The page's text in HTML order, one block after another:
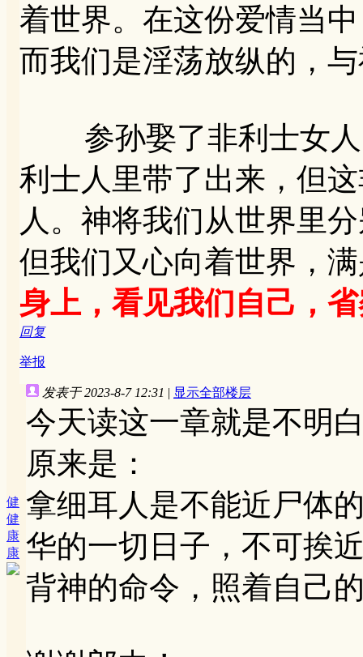
着世界。在这份爱情当
而我们是淫荡放纵的，
参孙娶了非利士女人
利士人里带了出来，但
人。神将我们从世界里
但我们又心向着世界，
身上，看见我们自己，
回复
举报
健
健
康
康
发表于 2023-8-7 12:31 | 显示全部楼层
今天读这一章就是不明
原来是：
拿细耳人是不能近尸体
华的一切日子，不可挨
背神的命令，照着自己